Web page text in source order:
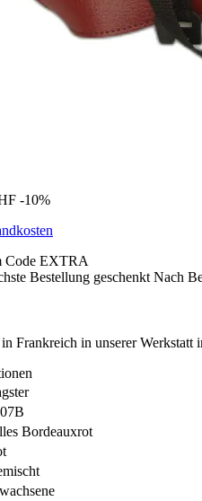
-10%
Code EXTRA
Bestellung geschenkt Nach
Frankreich in unserer
Bordeauxrot